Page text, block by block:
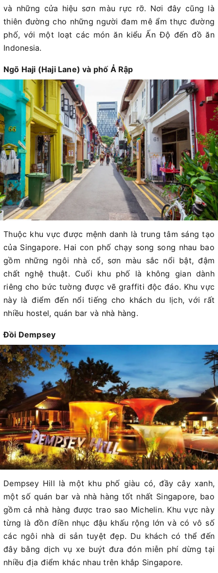
và những cửa hiệu sơn màu rực rỡ. Nơi đây cũng là
thiên đường cho những người đam mê ẩm thực đường
phố, với một loạt các món ăn kiểu Ấn Độ đến đồ ăn
Indonesia.
Ngõ Haji (Haji Lane) và phố Ả Rập
Thuộc khu vực được mệnh danh là trung tâm sáng tạo
của Singapore. Hai con phố chạy song song nhau bao
gồm những ngôi nhà cổ, sơn màu sắc nổi bật, đậm
chất nghệ thuật. Cuối khu phố là không gian dành
riêng cho bức tường được vẽ graffiti độc đáo. Khu vực
này là điểm đến nổi tiếng cho khách du lịch, với rất
nhiều hostel, quán bar và nhà hàng.
Đồi Dempsey
Dempsey Hill là một khu phố giàu có, đầy cây xanh,
một số quán bar và nhà hàng tốt nhất Singapore, bao
gồm cả nhà hàng được trao sao Michelin. Khu vực này
từng là đồn điền nhục đậu khấu rộng lớn và có vô số
các ngôi nhà di sản tuyệt đẹp. Du khách có thể đến
đây bằng dịch vụ xe buýt đưa đón miễn phí dừng tại
nhiều địa điểm khác nhau trên khắp Singapore.